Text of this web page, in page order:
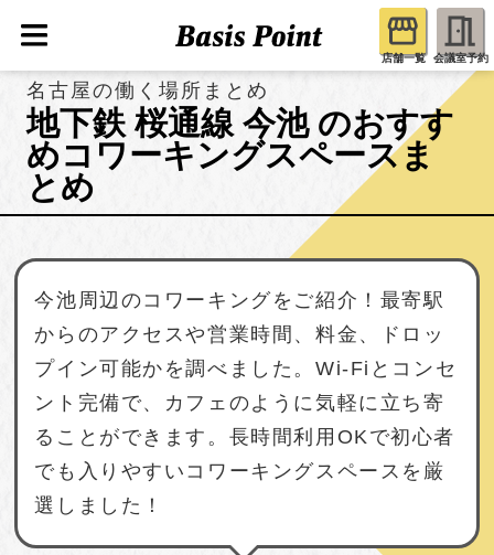
店舗一覧 会議室予約
名古屋の働く場所まとめ
地下鉄 桜通線 今池 のおすす
めコワーキングスペースま
とめ
今池周辺のコワーキングをご紹介！最寄駅
からのアクセスや営業時間、料金、ドロッ
プイン可能かを調べました。Wi-Fiとコンセ
ント完備で、カフェのように気軽に立ち寄
ることができます。長時間利用OKで初心者
でも入りやすいコワーキングスペースを厳
選しました！